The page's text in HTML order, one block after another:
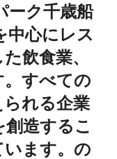
ク千歳船
中心にレス
飲食業、
すべての
れる企業
造するこ
います。の